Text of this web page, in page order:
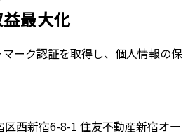
最大化
ーク認証を取得し、個人情報の保
西新宿6-8-1 住友不動産新宿オー